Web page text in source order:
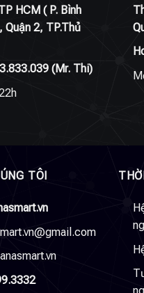
HCM ( P. Bình
2, TP.Thủ
(Mr. Thi)
TÔI